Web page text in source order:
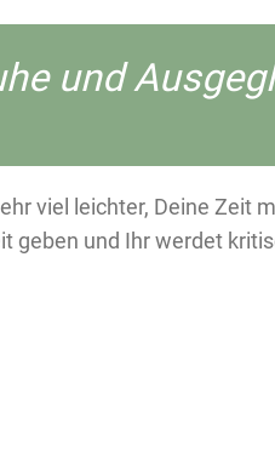
und
viel leichter, Deine Zeit
geben und Ihr werdet